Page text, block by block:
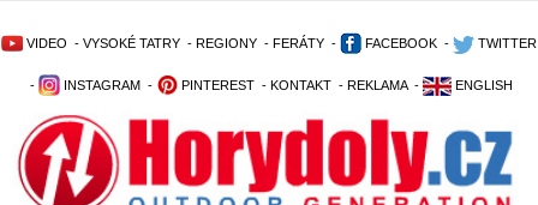
VIDEO - VYSOKÉ TATRY - REGIONY - FERÁTY - FACEBOOK - TWITTER
- INSTAGRAM - PINTEREST - KONTAKT - REKLAMA - ENGLISH